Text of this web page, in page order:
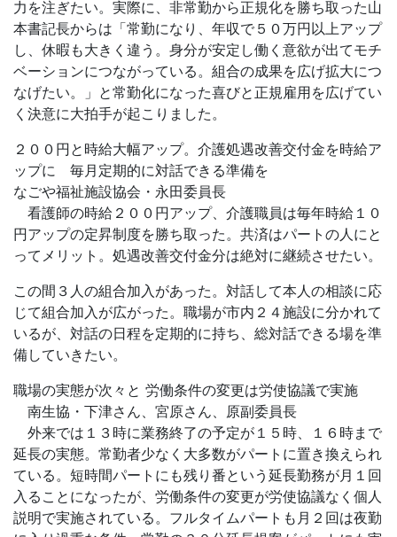
力を注ぎたい。実際に、非常勤から正規化を勝ち取った山
本書記長からは「常勤になり、年収で５０万円以上アップ
し、休暇も大きく違う。身分が安定し働く意欲が出てモチ
ベーションにつながっている。組合の成果を広げ拡大につ
なげたい。」と常勤化になった喜びと正規雇用を広げてい
く決意に大拍手が起こりました。
２００円と時給大幅アップ。介護処遇改善交付金を時給ア
ップに 毎月定期的に対話できる準備を
なごや福祉施設協会・永田委員長
看護師の時給２００円アップ、介護職員は毎年時給１０
円アップの定昇制度を勝ち取った。共済はパートの人にと
ってメリット。処遇改善交付金分は絶対に継続させたい。
この間３人の組合加入があった。対話して本人の相談に応
じて組合加入が広がった。職場が市内２４施設に分かれて
いるが、対話の日程を定期的に持ち、総対話できる場を準
備していきたい。
職場の実態が次々と 労働条件の変更は労使協議で実施
南生協・下津さん、宮原さん、原副委員長
外来では１３時に業務終了の予定が１５時、１６時まで
延長の実態。常勤者少なく大多数がパートに置き換えられ
ている。短時間パートにも残り番という延長勤務が月１回
入ることになったが、労働条件の変更が労使協議なく個人
説明で実施されている。フルタイムパートも月２回は夜勤